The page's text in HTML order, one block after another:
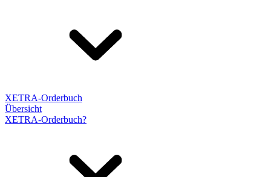
XETRA-Orderbuch
Übersicht
XETRA-Orderbuch?